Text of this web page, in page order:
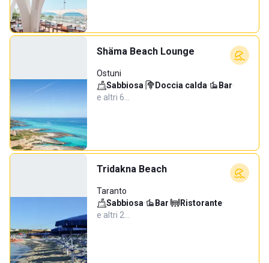
Shäma Beach Lounge
Ostuni
Sabbiosa· Doccia calda· Bar·
e altri 6…
Tridakna Beach
Taranto
Sabbiosa· Bar· Ristorante·
e altri 2…